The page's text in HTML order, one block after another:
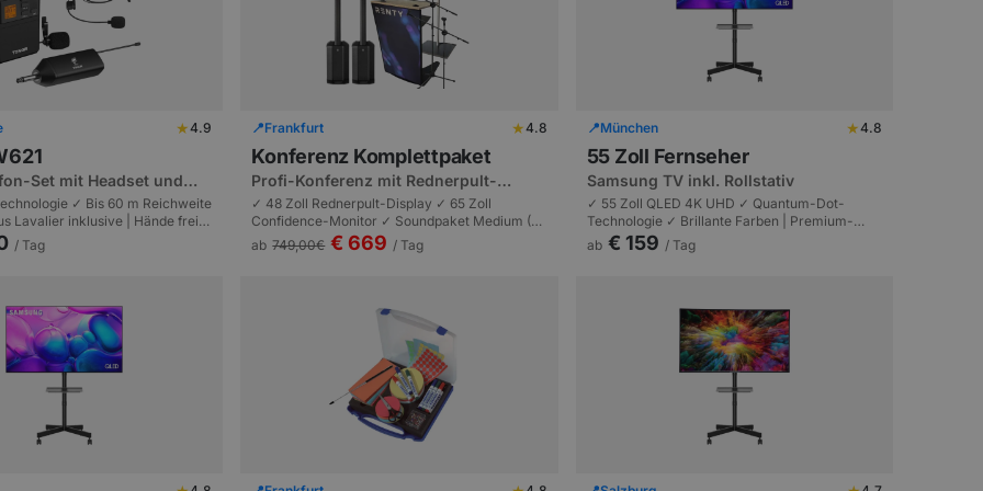
★4.9
Set mit Headset und
✓ Bis 60 m Reichweite
Lavalier inklusive | Hände frei
| Präsentationen und
100 Personen.
/ Tag
📍Frankfurt ★4.8
Konferenz Komplettpaket
Profi-Konferenz mit Rednerpult-
Display
✓ 48 Zoll Rednerpult-Display ✓ 65 Zoll
Confidence-Monitor ✓ Soundpaket Medium (2x
HK Polar 12) ✓ 2x Sennheiser EW 100 G4 ✓
Logitech Presenter | Premium-Konferenz bis
ab 749,00€ € 669 / Tag
📍München ★4.8
55 Zoll Fernseher
Samsung TV inkl. Rollstativ
✓ 55 Zoll QLED 4K UHD ✓ Quantum-Dot-
Technologie ✓ Brillante Farben | Premium-
Display | Messen, Galas und Events.
ab € 159 / Tag